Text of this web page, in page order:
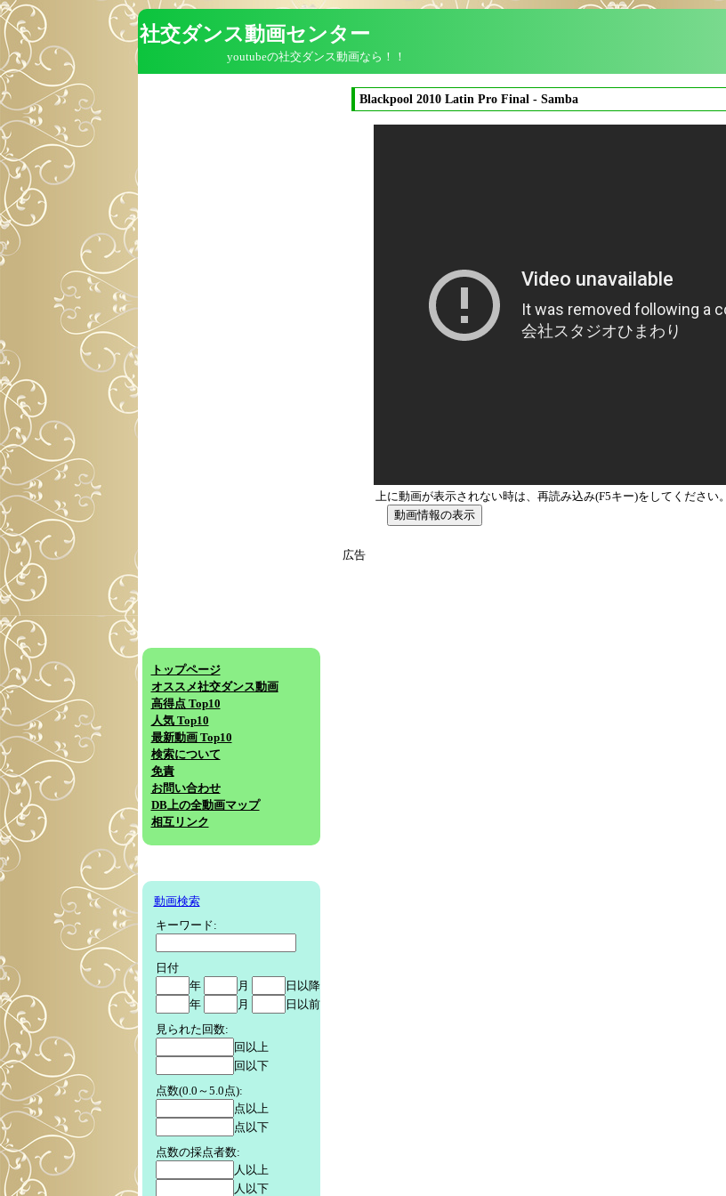
社交ダンス動画センター
youtubeの社交ダンス動画なら！！
Blackpool 2010 Latin Pro Final - Samba
上に動画が表示されない時は、再読み込み(F5キー)をしてください。
動画情報の表示
広告
トップページ
オススメ社交ダンス動画
高得点 Top10
人気 Top10
最新動画 Top10
検索について
免責
お問い合わせ
DB上の全動画マップ
相互リンク
動画検索
キーワード:
日付
年
月
日以降
年
月
日以前
見られた回数:
回以上
回以下
点数(0.0～5.0点):
点以上
点以下
点数の採点者数:
人以上
人以下